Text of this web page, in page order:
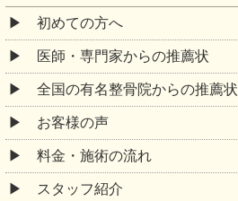
初めての方へ
医師・専門家からの推薦状
全国の有名整骨院からの推薦状
お客様の声
料金・施術の流れ
スタッフ紹介